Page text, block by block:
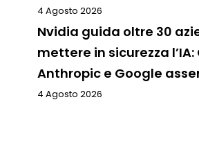
4 Agosto 2026
Nvidia guida oltre 30
mettere in sicurezza l’IA:
Anthropic e Google
4 Agosto 2026